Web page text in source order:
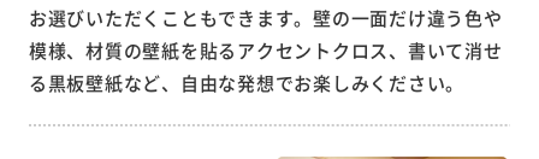
お選びいただくこともできます。壁の一面だけ違う色や
模様、材質の壁紙を貼るアクセントクロス、書いて消せ
る黒板壁紙など、自由な発想でお楽しみください。